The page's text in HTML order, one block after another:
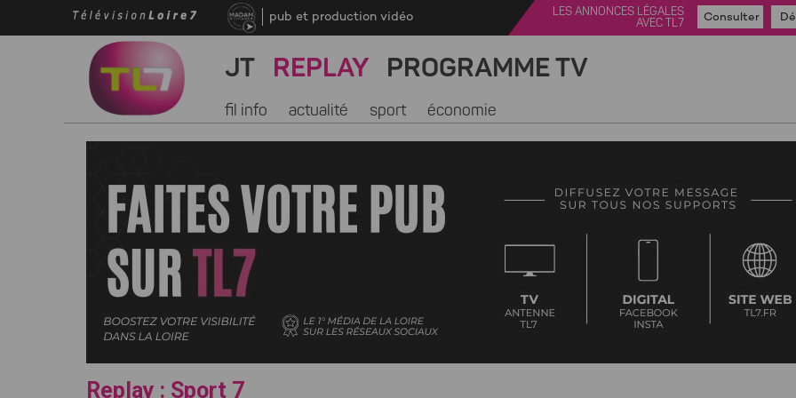
pub et production vidéo
LES ANNONCES LÉGALES
AVEC TL7
Consulter
JT REPLAY PROGRAMME TV
fil info actualité sport économie
Replay : Sport 7